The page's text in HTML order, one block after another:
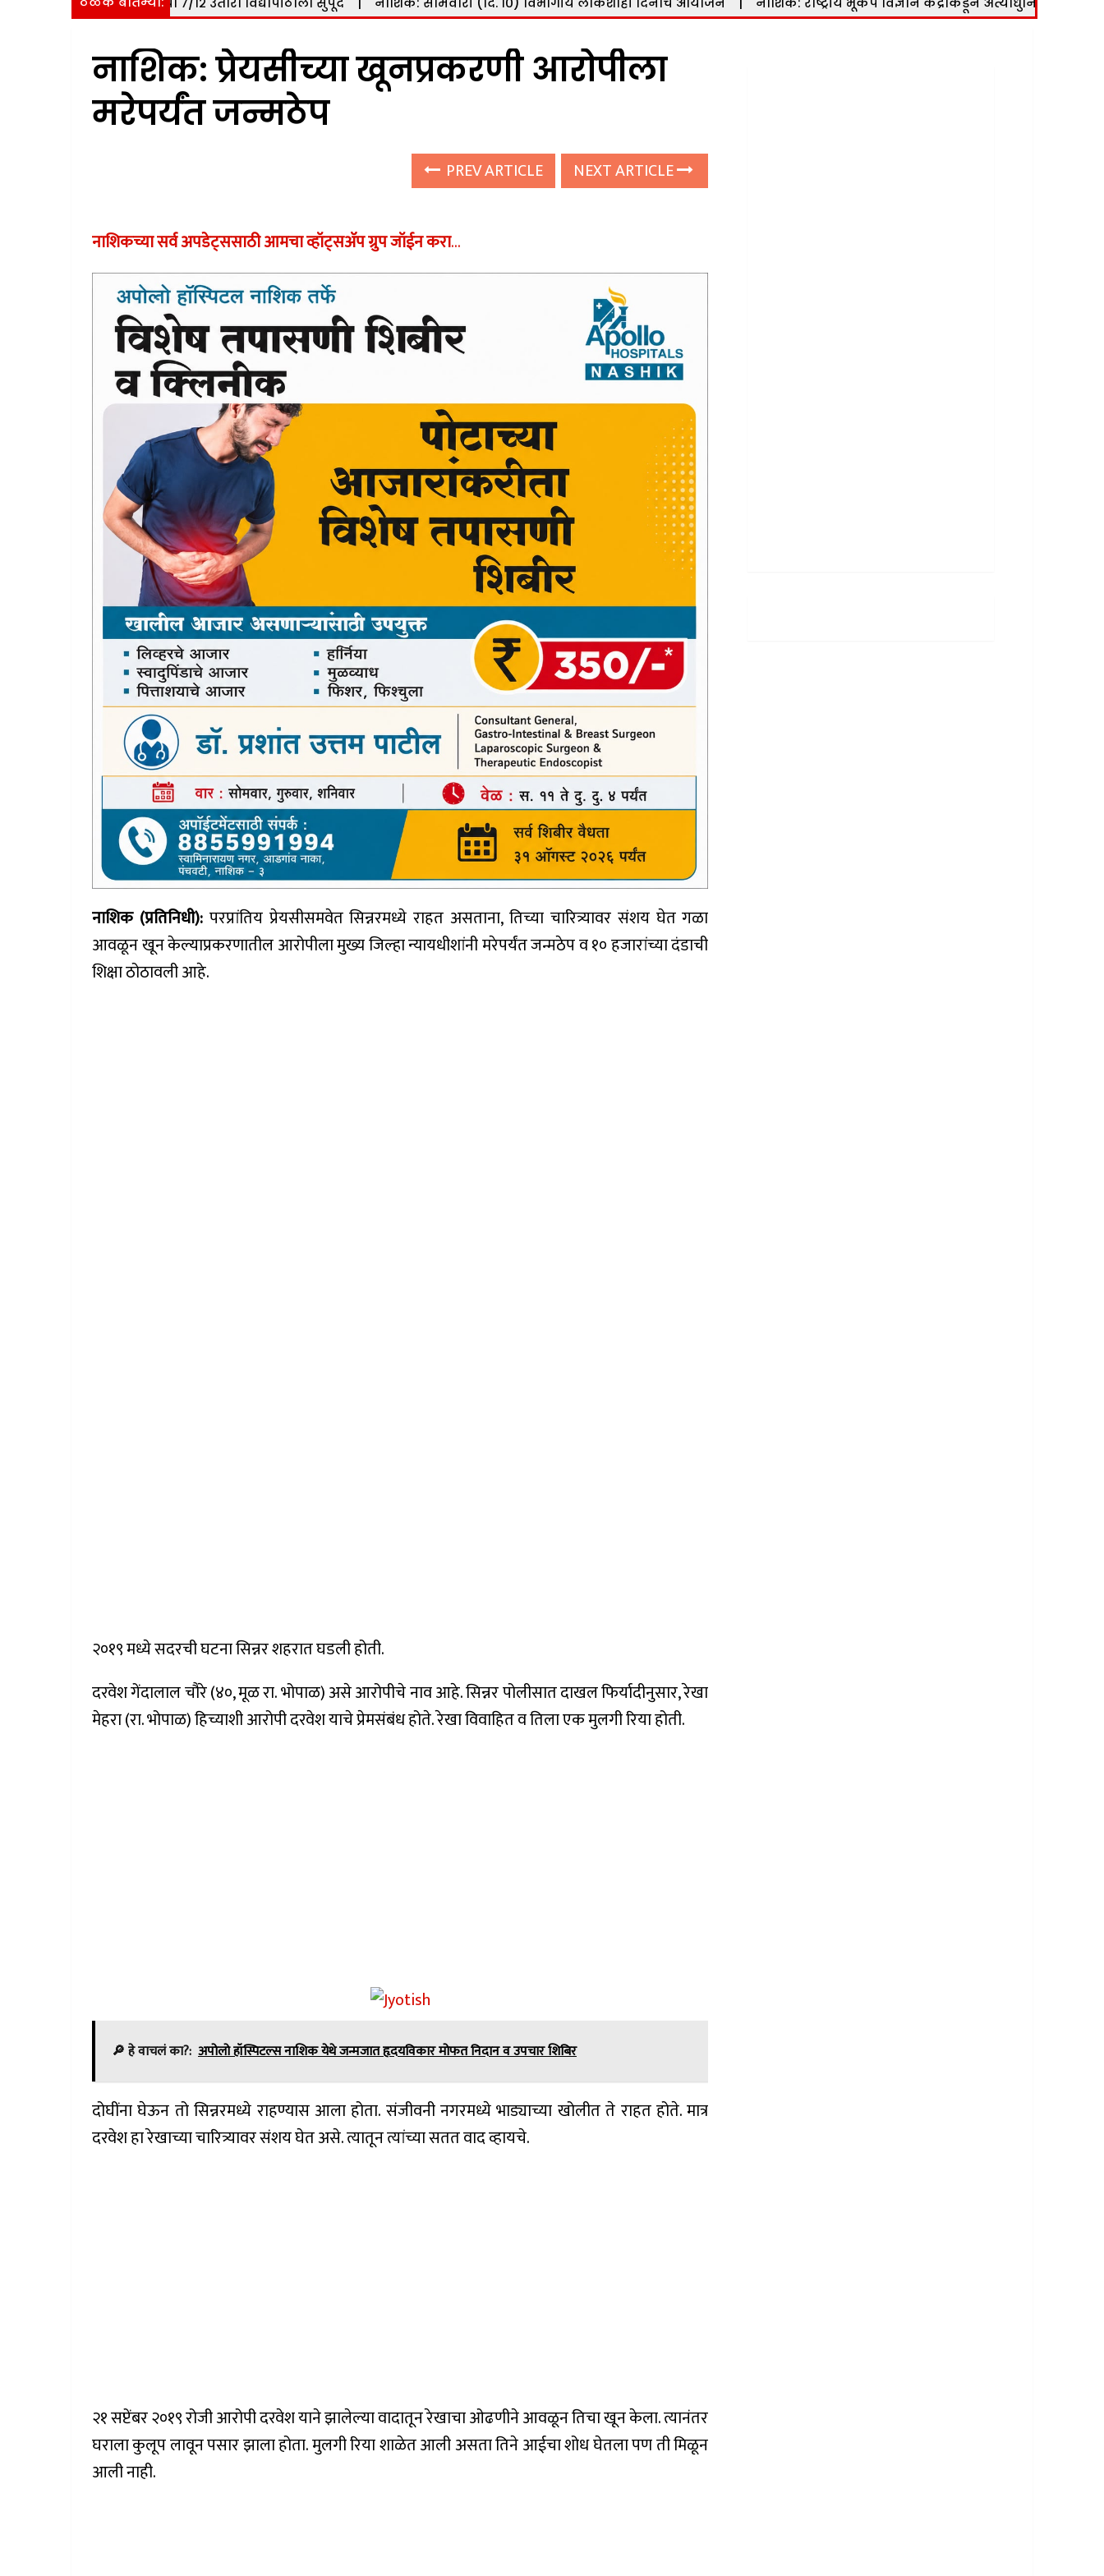
नाशिक: प्रेयसीच्या खूनप्रकरणी आरोपीला
मरेपर्यंत जन्मठेप
PREV ARTICLE NEXT ARTICLE
नाशिकच्या सर्व अपडेट्ससाठी आमचा व्हॉट्सअ‍ॅप ग्रुप जॉईन करा…
नाशिक (प्रतिनिधी):परप्रांतिय प्रेयसीसमवेत सिन्नरमध्ये राहत असताना, तिच्या चारित्र्यावर संशय घेत गळा
आवळून खून केल्याप्रकरणातील आरोपीला मुख्य जिल्हा न्यायधीशांनी मरेपर्यंत जन्मठेप व १० हजारांच्या दंडाची
शिक्षा ठोठावली आहे.
२०१९ मध्ये सदरची घटना सिन्नर शहरात घडली होती.
दरवेश गेंदालाल चौरे (४०, मूळ रा. भोपाळ) असे आरोपीचे नाव आहे. सिन्नर पोलीसात दाखल फिर्यादीनुसार, रेखा
मेहरा (रा. भोपाळ) हिच्याशी आरोपी दरवेश याचे प्रेमसंबंध होते. रेखा विवाहित व तिला एक मुलगी रिया होती.
🔎 हे वाचलं का?: अपोलो हॉस्पिटल्स नाशिक येथे जन्मजात हृदयविकार मोफत निदान व उपचार शिबिर
दोघींना घेऊन तो सिन्नरमध्ये राहण्यास आला होता. संजीवनी नगरमध्ये भाड्याच्या खोलीत ते राहत होते. मात्र
दरवेश हा रेखाच्या चारित्र्यावर संशय घेत असे. त्यातून त्यांच्या सतत वाद व्हायचे.
२१ सप्टेंबर २०१९ रोजी आरोपी दरवेश याने झालेल्या वादातून रेखाचा ओढणीने आवळून तिचा खून केला. त्यानंतर
घराला कुलूप लावून पसार झाला होता. मुलगी रिया शाळेत आली असता तिने आईचा शोध घेतला पण ती मिळून
आली नाही.